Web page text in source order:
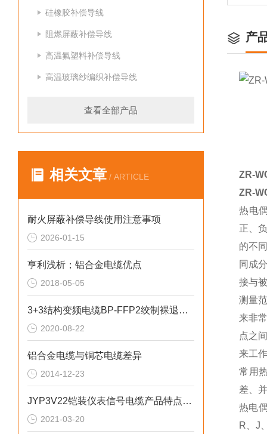
硅橡胶补偿导线
阻燃屏蔽补偿导线
高温氟塑料补偿导线
高温玻璃纱编织补偿导线
查看全部产品
相关文章 / ARTICLE
耐火屏蔽补偿导线使用注意事项
2026-01-15
亨利浅析；铝合金电缆优点
2018-05-05
3+3结构变频电缆BP-FFP2绞制裸退火铜
2020-08-22
铝合金电缆与铜芯电缆差异
2014-12-23
JYP3V22铠装仪表信号电缆产品特点及用途
2021-03-20
产
ZR-
ZR-
热电
正、
的不
同成
接与
测量
来非
点之
来工
常用
差、
热电
R、J